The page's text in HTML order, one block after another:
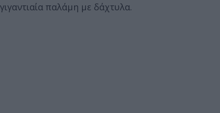
γιγαντιαία παλάμη με δάχτυλα.